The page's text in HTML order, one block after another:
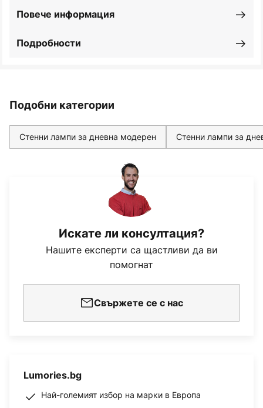
Подробности
Повече информация
Подобни категории
Стенни лампи за дневна модерен Стенни лампи за
Искате ли консултация?
Нашите експерти са щастливи да ви
помогнат
Свържете се с нас
Lumories.bg
Най-големият избор на марки в Европа